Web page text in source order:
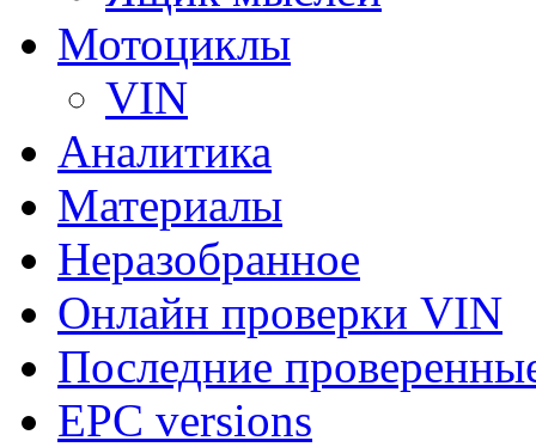
Мотоциклы
VIN
Аналитика
Материалы
Неразобранное
Онлайн проверки VIN
Последние
EPC versions